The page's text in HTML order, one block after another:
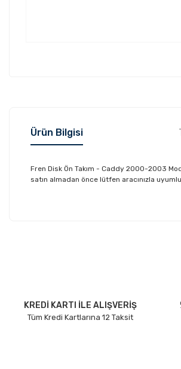
Ürün Bilgisi
Fren Disk Ön Takım - Caddy 2000-2003
satın almadan önce lütfen aracınızla
Ürün bilgilerinde hatalar bulunuyor.
Ürün fiyatı diğer sitelerden daha pahalı.
KREDİ KARTI İLE ALIŞVERİŞ
Tüm Kredi Kartlarına 12 Taksit